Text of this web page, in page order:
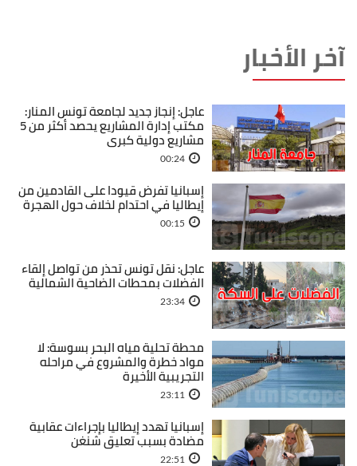
آخر الأخبار
عاجل: إنجاز جديد لجامعة تونس المنار:
مكتب إدارة المشاريع يحصد أكثر من 5
مشاريع دولية كبرى
00:24
إسبانيا تفرض قيودا على القادمين من
إيطاليا في احتدام لخلاف حول الهجرة
00:15
عاجل: نقل تونس تحذر من تواصل إلقاء
الفضلات بمحطات الضاحية الشمالية
23:34
محطة تحلية مياه البحر بسوسة: لا
مواد خطرة والمشروع في مراحله
التجريبية الأخيرة
23:11
إسبانيا تهدد إيطاليا بإجراءات عقابية
مضادة بسبب تعليق شنغن
22:51